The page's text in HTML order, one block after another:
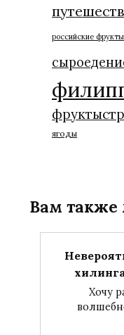
российские фрукты
ягоды
Вам также
Хочу